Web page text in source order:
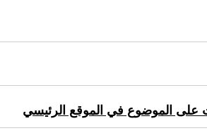
على الموضوع في الموقع الرئيسي